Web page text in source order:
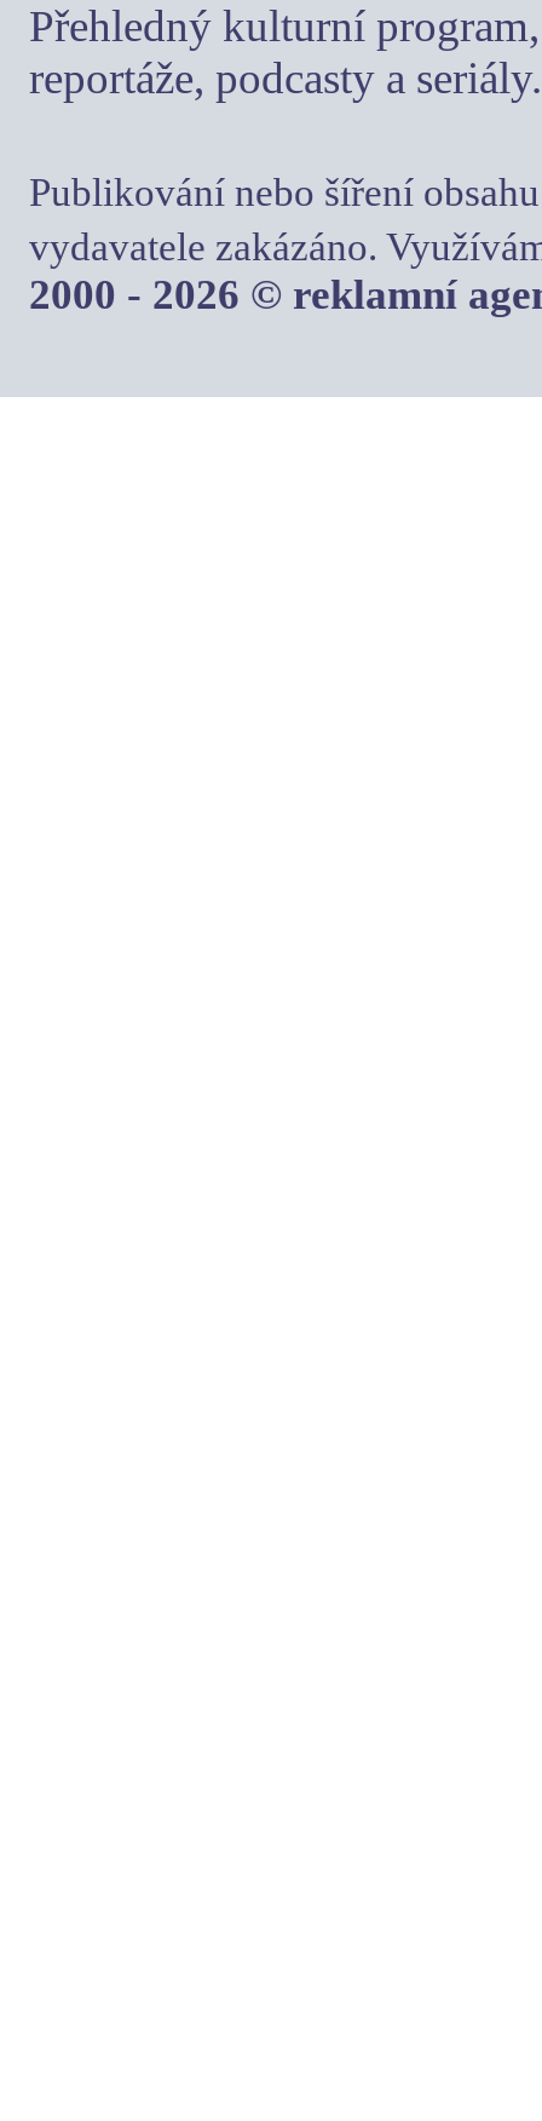
Přehledný kulturní
reportáže, podcasty a seriály.
Publikování nebo šíření
vydavatele zakázáno.
2000 - 2026 © reklamní